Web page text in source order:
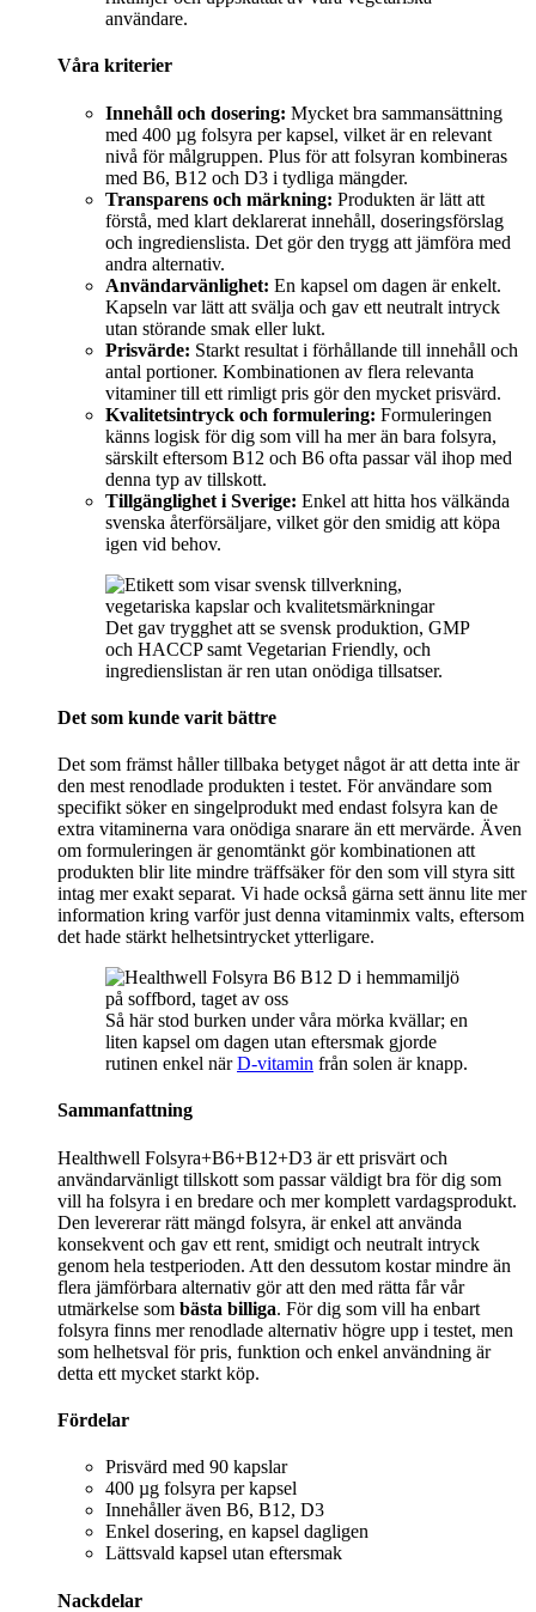
användare.
Våra kriterier
Innehåll och dosering: Mycket bra sammansättning
med 400 µg folsyra per kapsel, vilket är en relevant
nivå för målgruppen. Plus för att folsyran kombineras
med B6, B12 och D3 i tydliga mängder.
Transparens och märkning: Produkten är lätt att
förstå, med klart deklarerat innehåll, doseringsförslag
och ingredienslista. Det gör den trygg att jämföra med
andra alternativ.
Användarvänlighet: En kapsel om dagen är enkelt.
Kapseln var lätt att svälja och gav ett neutralt intryck
utan störande smak eller lukt.
Prisvärde: Starkt resultat i förhållande till innehåll och
antal portioner. Kombinationen av flera relevanta
vitaminer till ett rimligt pris gör den mycket prisvärd.
Kvalitetsintryck och formulering: Formuleringen
känns logisk för dig som vill ha mer än bara folsyra,
särskilt eftersom B12 och B6 ofta passar väl ihop med
denna typ av tillskott.
Tillgänglighet i Sverige: Enkel att hitta hos välkända
svenska återförsäljare, vilket gör den smidig att köpa
igen vid behov.
Det gav trygghet att se svensk produktion, GMP
och HACCP samt Vegetarian Friendly, och
ingredienslistan är ren utan onödiga tillsatser.
Det som kunde varit bättre
Det som främst håller tillbaka betyget något är att detta inte är
den mest renodlade produkten i testet. För användare som
specifikt söker en singelprodukt med endast folsyra kan de
extra vitaminerna vara onödiga snarare än ett mervärde. Även
om formuleringen är genomtänkt gör kombinationen att
produkten blir lite mindre träffsäker för den som vill styra sitt
intag mer exakt separat. Vi hade också gärna sett ännu lite mer
information kring varför just denna vitaminmix valts, eftersom
det hade stärkt helhetsintrycket ytterligare.
Så här stod burken under våra mörka kvällar; en
liten kapsel om dagen utan eftersmak gjorde
rutinen enkel närD-vitamin från solen är knapp.
Sammanfattning
Healthwell Folsyra+B6+B12+D3 är ett prisvärt och
användarvänligt tillskott som passar väldigt bra för dig som
vill ha folsyra i en bredare och mer komplett vardagsprodukt.
Den levererar rätt mängd folsyra, är enkel att använda
konsekvent och gav ett rent, smidigt och neutralt intryck
genom hela testperioden. Att den dessutom kostar mindre än
flera jämförbara alternativ gör att den med rätta får vår
utmärkelse som bästa billiga. För dig som vill ha enbart
folsyra finns mer renodlade alternativ högre upp i testet, men
som helhetsval för pris, funktion och enkel användning är
detta ett mycket starkt köp.
Fördelar
Prisvärd med 90 kapslar
400 µg folsyra per kapsel
Innehåller även B6, B12, D3
Enkel dosering, en kapsel dagligen
Lättsvald kapsel utan eftersmak
Nackdelar